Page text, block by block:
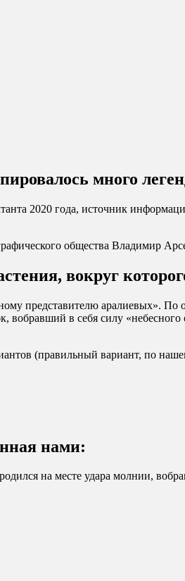
много
2020 года, источник
общества Владимир
вокруг
представителю аралиевых».
вобравший в себя силу
(правильный вариант, по
нами:
на месте удара молнии,